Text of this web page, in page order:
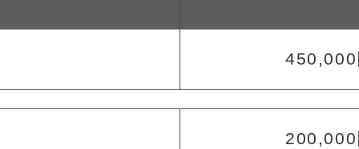
450,000
200,000